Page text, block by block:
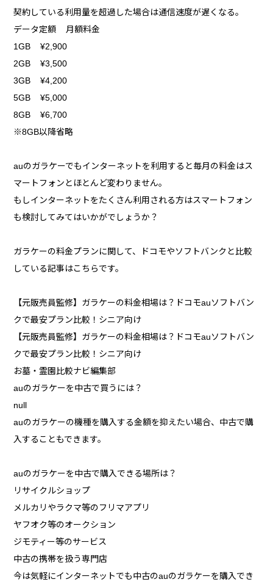
契約している利用量を超過した場合は通信速度が遅くなる。
データ定額 月額料金
1GB ¥2,900
2GB ¥3,500
3GB ¥4,200
5GB ¥5,000
8GB ¥6,700
※8GB以降省略
auのガラケーでもインターネットを利用すると毎月の料金はス
マートフォンとほとんど変わりません。
もしインターネットをたくさん利用される方はスマートフォン
も検討してみてはいかがでしょうか？
ガラケーの料金プランに関して、ドコモやソフトバンクと比較
している記事はこちらです。
【元販売員監修】ガラケーの料金相場は？ドコモauソフトバン
クで最安プラン比較！シニア向け
【元販売員監修】ガラケーの料金相場は？ドコモauソフトバン
クで最安プラン比較！シニア向け
お墓・霊園比較ナビ編集部
auのガラケーを中古で買うには？
null
auのガラケーの機種を購入する金額を抑えたい場合、中古で購
入することもできます。
auのガラケーを中古で購入できる場所は？
リサイクルショップ
メルカリやラクマ等のフリマアプリ
ヤフオク等のオークション
ジモティー等のサービス
中古の携帯を扱う専門店
今は気軽にインターネットでも中古のauのガラケーを購入でき